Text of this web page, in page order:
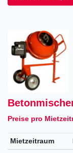
Betonmischer
Preise pro
Mietzeitraum